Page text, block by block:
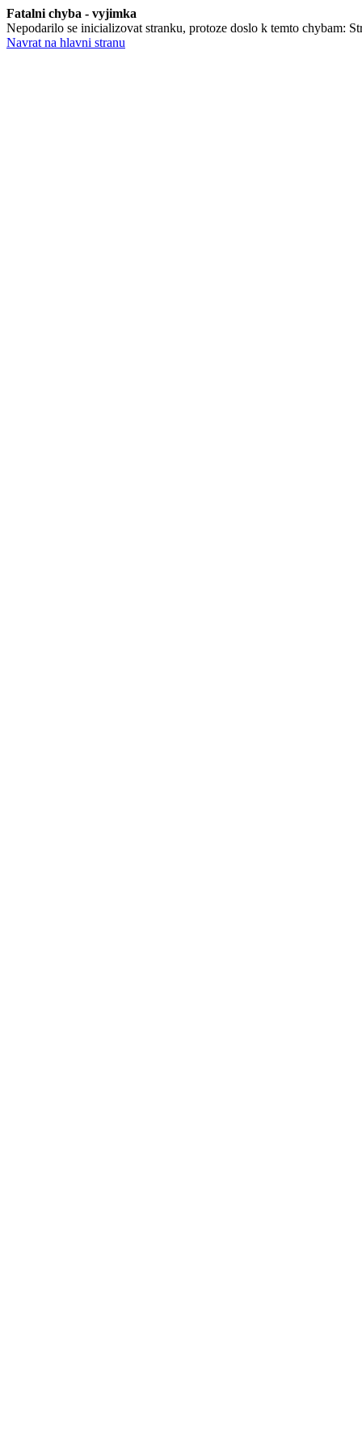
Fatalni chyba - vyjimka
Nepodarilo se inicializovat stranku, protoze doslo k temto chybam:
Navrat na hlavni stranu